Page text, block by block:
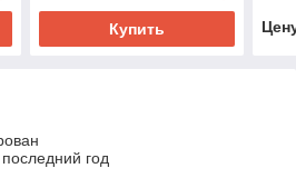
двигателя, 0,4–1,6A, 50кА)
Купить
год